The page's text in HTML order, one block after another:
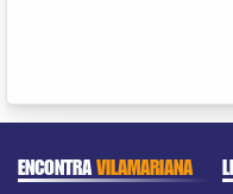
ENCONTRAVILAMARIANA